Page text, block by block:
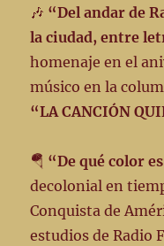
🎶 “Del andar de
la ciudad, entre
homenaje en el
músico en la
“LA CANCIÓN
🪂 “De qué color
decolonial en
Conquista de
estudios de Radio